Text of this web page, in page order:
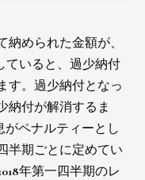
められた金額が、
ていると、過少納付
す。過少納付となっ
納付が解消するま
がペナルティーとし
半期ごとに定めてい
年第一四半期のレ